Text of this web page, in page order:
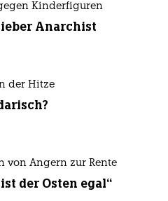
Kinderfiguren
Anarchist
der Hitze
von Angern zur Rente
der Osten egal“